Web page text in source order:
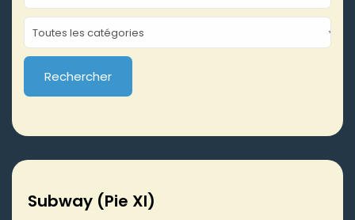
Subway (Pie XI)